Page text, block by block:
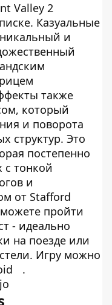
Valley 2
Казуальные
и
также
который
и поворота
структур. Это
постепенно
с тонкой
и
от Stafford
пройти
- идеально
на поезде или
Игру можно
.